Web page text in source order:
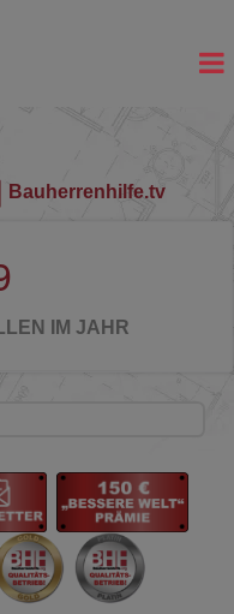
Bauherrenhilfe.tv
IM JAHR